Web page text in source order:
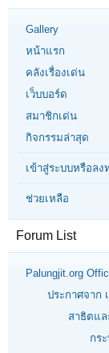
Gallery
หน้าแรก
คลังเรื่องเด่น
เว็บบอร์ด
สมาชิกเด่น
กิจกรรมล่าสุด
เข้าสู่ระบบหรือลง
ช่วยเหลือ
Forum List
Palungjit.org
ประกาศจาก
สาธิตแ
กร